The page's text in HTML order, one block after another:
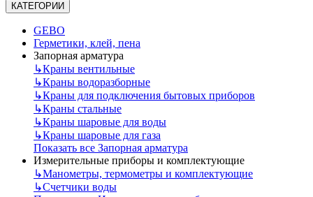
КАТЕГОРИИ
GEBO
Герметики, клей, пена
Запорная арматура
↳Краны вентильные
↳Краны водоразборные
↳Краны для подключения бытовых приборов
↳Краны стальные
↳Краны шаровые для воды
↳Краны шаровые для газа
Показать все Запорная арматура
Измерительные приборы и комплектующие
↳Манометры, термометры и комплектующие
↳Счетчики воды